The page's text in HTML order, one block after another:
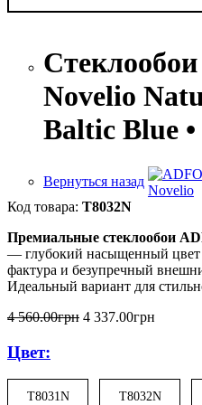
Novelio
Baltic Blue •
Вернуться назад
T8032N
Премиальные стеклообои
— глубокий насыщенный цвет
фактура и безупречный
Идеальный вариант для
4 560.00грн 4 337.00грн
Цвет:
T8031N T8032N